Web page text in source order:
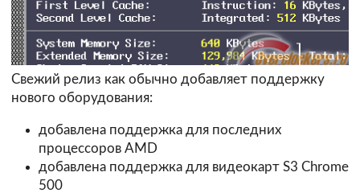
Свежий релиз как обычно добавляет поддержку
нового оборудования:
добавлена поддержка для последних
процессоров AMD
добавлена поддержка для видеокарт S3 Chrome
500